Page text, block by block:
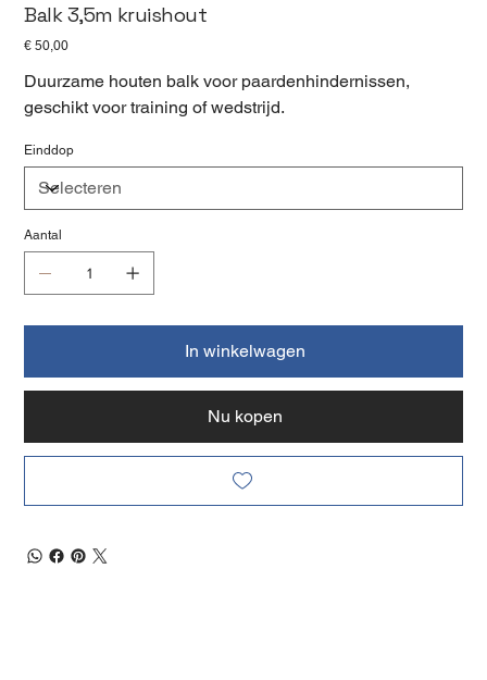
Balk 3,5m kruishout
Prijs
€ 50,00
Duurzame houten balk voor paardenhindernissen,
geschikt voor training of wedstrijd.
Einddop
Aantal
In winkelwagen
Nu kopen